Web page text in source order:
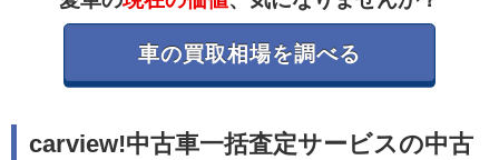
車の買取相場を調べる
carview!中古車一括査定サービスの中古